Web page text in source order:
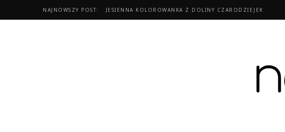
NAJNOWSZY POST: JESIENNA KOLOROWANKA Z DOLINY CZARODZIEJEK